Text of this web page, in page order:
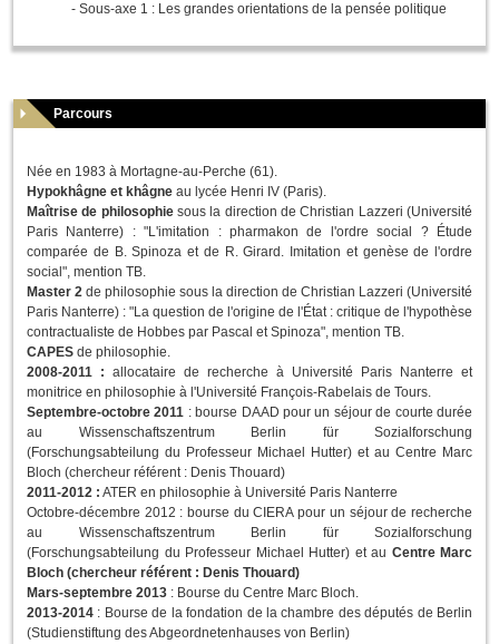
- Sous-axe 1 : Les grandes orientations de la pensée politique
Parcours
Née en 1983 à Mortagne-au-Perche (61).
Hypokhâgne et khâgne au lycée Henri IV (Paris).
Maîtrise de philosophie sous la direction de Christian Lazzeri (Université
Paris Nanterre) : "L'imitation : pharmakon de l'ordre social ? Étude
comparée de B. Spinoza et de R. Girard. Imitation et genèse de l'ordre
social", mention TB.
Master 2 de philosophie sous la direction de Christian Lazzeri (Université
Paris Nanterre) : "La question de l'origine de l'État : critique de l'hypothèse
contractualiste de Hobbes par Pascal et Spinoza", mention TB.
CAPES de philosophie.
2008-2011 : allocataire de recherche à Université Paris Nanterre et
monitrice en philosophie à l'Université François-Rabelais de Tours.
Septembre-octobre 2011 : bourse DAAD pour un séjour de courte durée
au Wissenschaftszentrum Berlin für Sozialforschung
(Forschungsabteilung du Professeur Michael Hutter) et au Centre Marc
Bloch (chercheur référent : Denis Thouard)
2011-2012 : ATER en philosophie à Université Paris Nanterre
Octobre-décembre 2012 : bourse du CIERA pour un séjour de recherche
au Wissenschaftszentrum Berlin für Sozialforschung
(Forschungsabteilung du Professeur Michael Hutter) et au Centre Marc
Bloch (chercheur référent : Denis Thouard)
Mars-septembre 2013 : Bourse du Centre Marc Bloch.
2013-2014 : Bourse de la fondation de la chambre des députés de Berlin
(Studienstiftung des Abgeordnetenhauses von Berlin)